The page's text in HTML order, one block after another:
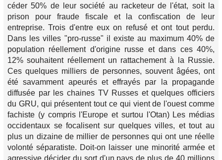
céder 50% de leur société au racketeur de l'état, soit la
prison pour fraude fiscale et la confiscation de leur
entreprise. Trois d'entre eux on refusé et ont tout perdu.
Dans les villes "pro-russe" il existe au maximum 40% de
population réellement d'origine russe et dans ces 40%,
12% souhaitent réellement un rattachement à la Russie.
Ces quelques milliers de personnes, souvent âgées, ont
été savamment apeurés et effrayés par la propagande
diffusée par les chaines TV Russes et quelques officiers
du GRU, qui présentent tout ce qui vient de l'ouest comme
fachiste (y compris l'Europe et surtou l'Otan) Les médias
occidentaux se focalisent sur quelques villes, et tout au
plus un dizaine de millier de personnes qui ont une réelle
volonté séparatiste. Doit-on laisser une minorité armée et
agressive décider du sort d'un pays de plus de 40 millions